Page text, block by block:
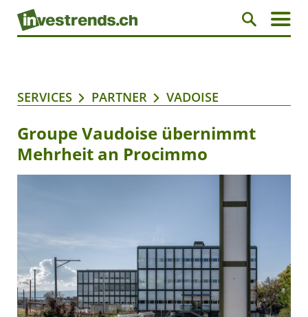
SERVICES PARTNER VADOISE
Groupe Vaudoise übernimmt
Mehrheit an Procimmo